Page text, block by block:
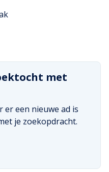
met
er een nieuwe ad is
je zoekopdracht.